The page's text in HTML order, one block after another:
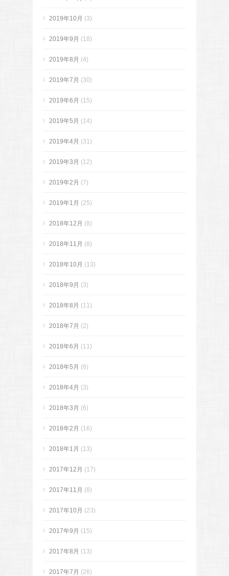
2019年10月 (3)
2019年9月 (18)
2019年8月 (4)
2019年7月 (30)
2019年6月 (15)
2019年5月 (14)
2019年4月 (31)
2019年3月 (12)
2019年2月 (7)
2019年1月 (25)
2018年12月 (8)
2018年11月 (8)
2018年10月 (13)
2018年9月 (3)
2018年8月 (11)
2018年7月 (2)
2018年6月 (11)
2018年5月 (6)
2018年4月 (3)
2018年3月 (6)
2018年2月 (16)
2018年1月 (13)
2017年12月 (17)
2017年11月 (8)
2017年10月 (23)
2017年9月 (15)
2017年8月 (13)
2017年7月 (26)